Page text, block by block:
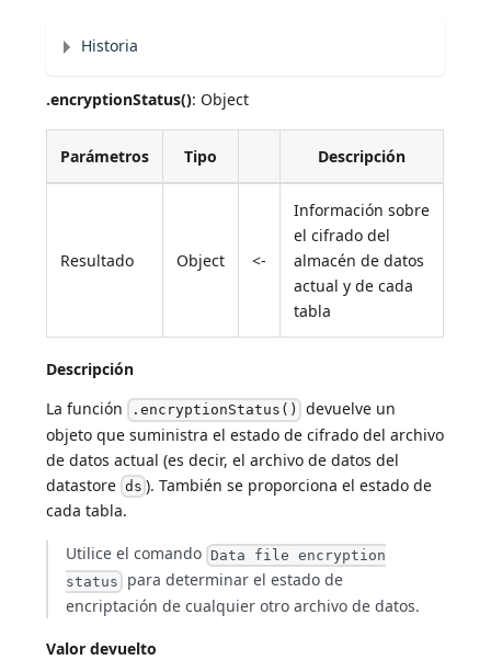
Historia
.encryptionStatus(): Object
Parámetros Tipo Descripción
Resultado Object <-
Información sobre
el cifrado del
almacén de datos
actual y de cada
tabla
Descripción
La función .encryptionStatus() devuelve un
objeto que suministra el estado de cifrado del archivo
de datos actual (es decir, el archivo de datos del
datastore ds ). También se proporciona el estado de
cada tabla.
Utilice el comando Data file encryption
status para determinar el estado de
encriptación de cualquier otro archivo de datos.
Valor devuelto